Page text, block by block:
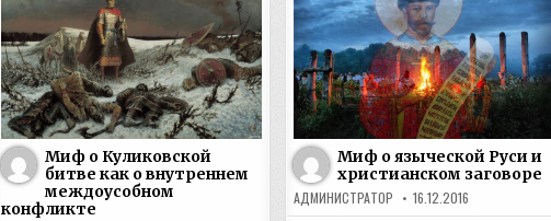
Миф о Куликовской
битве как о внутреннем
междоусобном
конфликте
Миф о языческой Руси и
христианском заговоре
АДМИНИСТРАТОР 16.12.2016